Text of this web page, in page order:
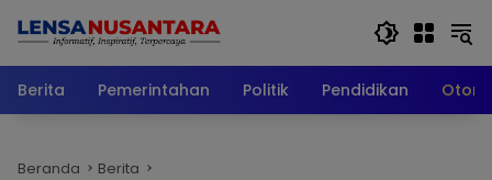
Berita
Pemerintahan Politik Pendidikan
Beranda Berita